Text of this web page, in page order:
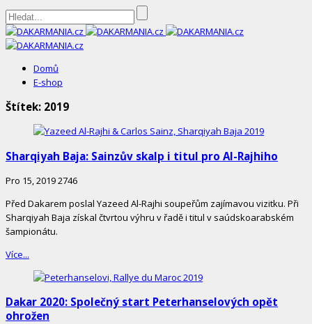
DAKARMANIA.cz
Domů
E-shop
Štítek: 2019
Sharqiyah Baja: Sainzův skalp i titul pro Al-Rajhiho
Pro 15, 20192746
Před Dakarem poslal Yazeed Al-Rajhi soupeřům zajímavou vizitku. Při
Sharqiyah Baja získal čtvrtou výhru v řadě i titul v saúdskoarabském
šampionátu.
Více...
Dakar 2020: Společný start Peterhanselových opět
ohrožen